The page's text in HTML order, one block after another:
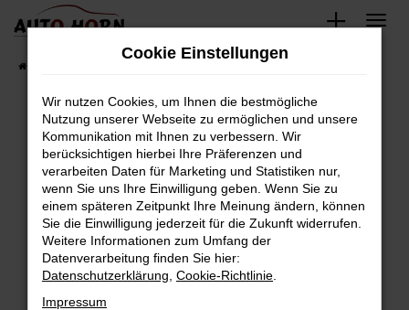
Zum
springen
Fahrzeugbestand
Fehler: Network Error
Beim Laden ist ein Fehler aufgetreten.
Hier sind ein paar Tipps, die dir helfen können:
Überprüfe deine Firewall und deine
Internetverbindung.
Laden andere Webseiten, zum Beispiel deine
Suchmaschine?
Cookie Einstellungen
Wir nutzen Cookies, um Ihnen die bestmögliche
Nutzung unserer Webseite zu ermöglichen und unsere
Kommunikation mit Ihnen zu verbessern. Wir
berücksichtigen hierbei Ihre Präferenzen und
verarbeiten Daten für Marketing und Statistiken nur,
wenn Sie uns Ihre Einwilligung geben. Wenn Sie zu
einem späteren Zeitpunkt Ihre Meinung ändern, können
Sie die Einwilligung jederzeit für die Zukunft widerrufen.
Weitere Informationen zum Umfang der
Datenverarbeitung finden Sie hier:
Datenschutzerklärung Cookie-Richtlinie
Impressum